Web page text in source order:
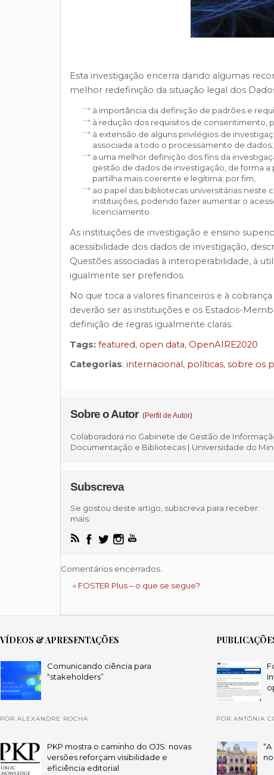
Esta investigação encerra dando algumas
melhor redefinição da situação legal dos
à importância da definição de padrões e
à redução dos requisitos de consentimento,
à extensão de alguns privilégios de
associada a todo o processamento de dados;
a uma melhor definição dos fins da
gestão de dados de investigação, de forma
partilha mais coerente e legítima; por fim,
ao papel das bibliotecas universitárias
instituições, podendo fazer aumentar o
licenciamento.
As instituições de investigação e ensino
acessibilidade dos dados de investigação,
Questões associadas à interoperabilidade, à
igualmente ser preferidos.
No que toca a valores financeiros e à
deverão ser as instituições e os Estados-
definição de regras igualmente claras.
Tags: featured, open data, OpenAIRE2020
Categorias: internacional, políticas, sobre os
Sobre o Autor (Perfil de Autor)
Colaboradora no Gabinete de Gestão de
Documentação e Bibliotecas | Universidade do
Subscreva
Se gostou deste artigo, subscreva para receber
mais.
Comentários encerrados.
« FOSTER Plus – o que se segue?
VÍDEOS & APRESENTAÇÕES
Comunicando ciência para
“stakeholders”
POR ALEXANDRE ROCHA
PKP mostra o caminho do OJS: novas
versões reforçam visibilidade e
eficiência editorial
POR ANTÓNIA